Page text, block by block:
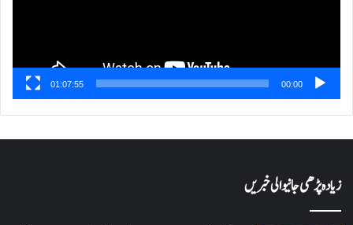
00:00
01:07:55
زیادہ پڑھی جانیوالی خبریں